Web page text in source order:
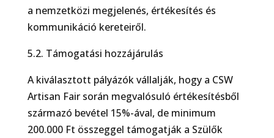
a nemzetközi megjelenés, értékesítés és
kommunikáció kereteiről.
5.2. Támogatási hozzájárulás
A kiválasztott pályázók vállalják, hogy a CSW
Artisan Fair során megvalósuló értékesítésből
származó bevétel 15%-ával, de minimum
200.000 Ft összeggel támogatják a Szülők